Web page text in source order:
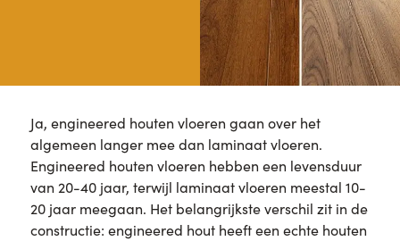
Ja, engineered houten vloeren gaan over het
algemeen langer mee dan laminaat vloeren.
Engineered houten vloeren hebben een levensduur
van 20-40 jaar, terwijl laminaat vloeren meestal 10-
20 jaar meegaan. Het belangrijkste verschil zit in de
constructie: engineered hout heeft een echte houten